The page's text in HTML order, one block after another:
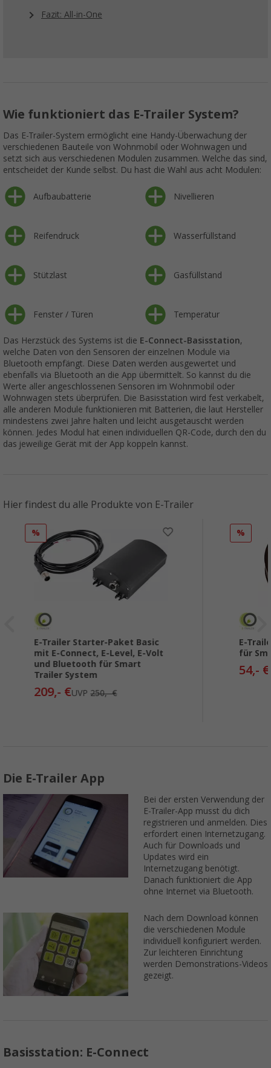
Fazit: All-in-One
Wie funktioniert das E-Trailer System?
Das E-Trailer-System ermöglicht eine Handy-Überwachung der
verschiedenen Bauteile von Wohnmobil oder Wohnwagen und
setzt sich aus verschiedenen Modulen zusammen. Welche das sind,
entscheidet der Kunde selbst. Du hast die Wahl aus acht Modulen:
Aufbaubatterie Nivellieren
Reifendruck Wasserfüllstand
Stützlast Gasfüllstand
Fenster / Türen Temperatur
Das Herzstück des Systems ist die E-Connect-Basisstation,
welche Daten von den Sensoren der einzelnen Module via
Bluetooth empfängt. Diese Daten werden ausgewertet und
ebenfalls via Bluetooth an die App übermittelt. So kannst du die
Werte aller angeschlossenen Sensoren im Wohnmobil oder
Wohnwagen stets überprüfen. Die Basisstation wird fest verkabelt,
alle anderen Module funktionieren mit Batterien, die laut Hersteller
mindestens zwei Jahre halten und leicht ausgetauscht werden
können. Jedes Modul hat einen individuellen QR-Code, durch den du
das jeweilige Gerät mit der App koppeln kannst.
Hier findest du alle Produkte von E-Trailer
%
E-Trailer Starter-Paket Basic
mit E-Connect, E-Level, E-Volt
und Bluetooth für Smart
Trailer System
209,- €UVP250,- €
%
E-
für
54,- €
Die E-Trailer App
Bei der ersten Verwendung der
E-Trailer-App musst du dich
registrieren und anmelden. Dies
erfordert einen Internetzugang.
Auch für Downloads und
Updates wird ein
Internetzugang benötigt.
Danach funktioniert die App
ohne Internet via Bluetooth.
Nach dem Download können
die verschiedenen Module
individuell konfiguriert werden.
Zur leichteren Einrichtung
werden Demonstrations-Videos
gezeigt.
Basisstation: E-Connect